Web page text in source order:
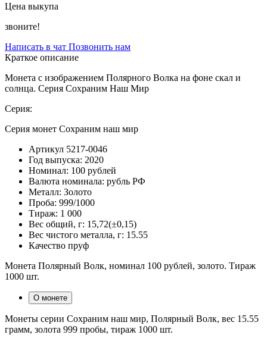
Цена выкупа
звоните!
Написать в чат Позвонить нам
Краткое описание
Монета с изображением Полярного Волка на фоне скал и
солнца. Серия Сохраним Наш Мир
Серия:
Серия монет Сохраним наш мир
Артикул 5217-0046
Год выпуска: 2020
Номинал: 100 рублей
Валюта номинала: рубль РФ
Металл: Золото
Проба: 999/1000
Тираж: 1 000
Вес общий, г: 15,72(±0,15)
Вес чистого металла, г: 15.55
Качество пруф
Монета Полярный Волк, номинал 100 рублей, золото. Тираж
1000 шт.
О монете
Монеты серии Сохраним наш мир, Полярный Волк, вес 15.55
грамм, золота 999 пробы, тираж 1000 шт.